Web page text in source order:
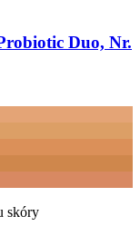
Duo, Nr.
skóry